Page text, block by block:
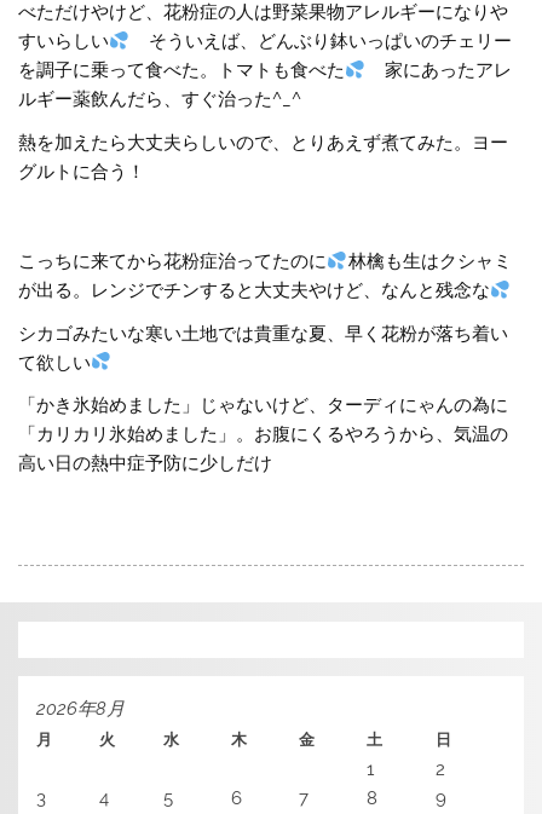
べただけやけど、花粉症の人は野菜果物アレルギーになりや
すいらしい
そういえば、どんぶり鉢いっぱいのチェリー
を調子に乗って食べた。トマトも食べた
家にあったアレ
ルギー薬飲んだら、すぐ治った^_^
熱を加えたら大丈夫らしいので、とりあえず煮てみた。ヨー
グルトに合う！
こっちに来てから花粉症治ってたのに
林檎も生はクシャミ
が出る。レンジでチンすると大丈夫やけど、なんと残念な
シカゴみたいな寒い土地では貴重な夏、早く花粉が落ち着い
て欲しい
「かき氷始めました」じゃないけど、ターディにゃんの為に
「カリカリ氷始めました」。お腹にくるやろうから、気温の
高い日の熱中症予防に少しだけ
2026年8月
月 火 水 木 金 土 日
1
2
3
4 5 6 7 8
9